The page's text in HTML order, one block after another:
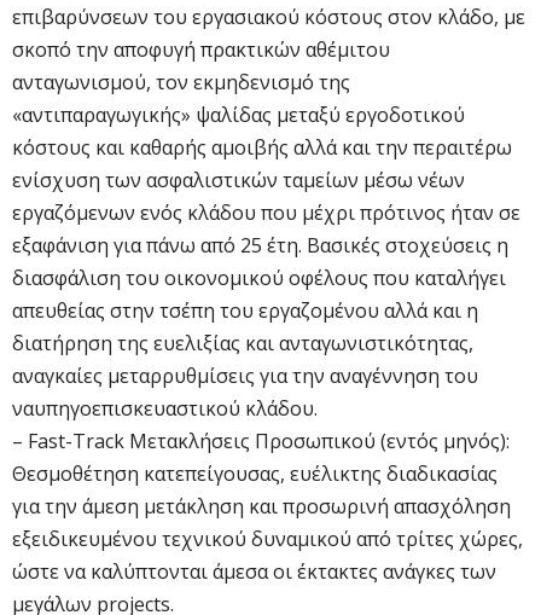
επιβαρύνσεων του εργασιακού κόστους στον κλάδο, με
σκοπό την αποφυγή πρακτικών αθέμιτου
ανταγωνισμού, τον εκμηδενισμό της
«αντιπαραγωγικής» ψαλίδας μεταξύ εργοδοτικού
κόστους και καθαρής αμοιβής αλλά και την περαιτέρω
ενίσχυση των ασφαλιστικών ταμείων μέσω νέων
εργαζόμενων ενός κλάδου που μέχρι πρότινος ήταν σε
εξαφάνιση για πάνω από 25 έτη. Βασικές στοχεύσεις η
διασφάλιση του οικονομικού οφέλους που καταλήγει
απευθείας στην τσέπη του εργαζομένου αλλά και η
διατήρηση της ευελιξίας και ανταγωνιστικότητας,
αναγκαίες μεταρρυθμίσεις για την αναγέννηση του
ναυπηγοεπισκευαστικού κλάδου.
– Fast-Track Μετακλήσεις Προσωπικού (εντός μηνός):
Θεσμοθέτηση κατεπείγουσας, ευέλικτης διαδικασίας
για την άμεση μετάκληση και προσωρινή απασχόληση
εξειδικευμένου τεχνικού δυναμικού από τρίτες χώρες,
ώστε να καλύπτονται άμεσα οι έκτακτες ανάγκες των
μεγάλων projects.